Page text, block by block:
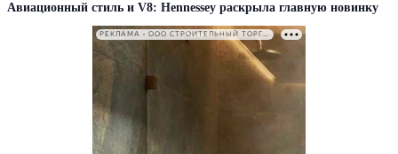
Авиационный стиль и V8: Hennessey раскрыла главную новинку
РЕКЛАМА • ООО СТРОИТЕЛЬНЫЙ ТОРГОВЫЙ ДОМ «ПЕТРОВИЧ». ИНН: 7802348846